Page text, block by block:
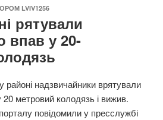
LVIV1256
рятували
впав у 20-
надзвичайники врятували
20 метровий колодязь і вижив.
повідомили у пресслужбі